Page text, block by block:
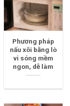
Phương pháp
nấu xôi bằng lò
vi sóng mềm
ngon, dễ làm